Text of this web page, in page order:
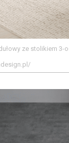
ze stolikiem 3-